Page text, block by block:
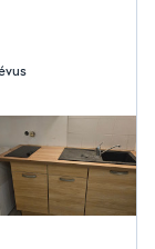
... Je travail